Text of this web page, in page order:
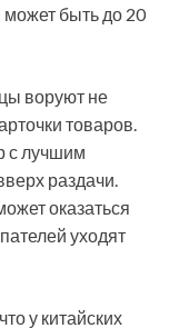
может быть до 20
воруют не
товаров.
с лучшим
раздачи.
оказаться
уходят
у китайских